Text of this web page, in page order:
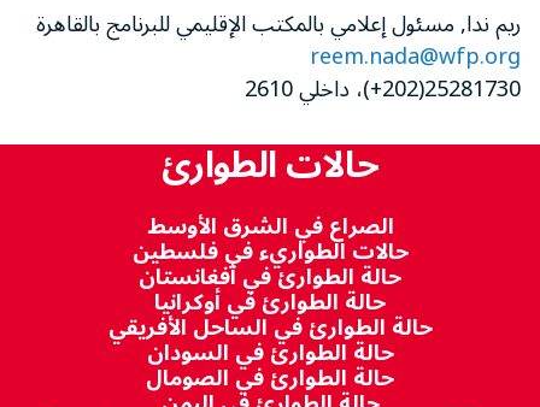
ريم ندا, مسئول إعلامي بالمكتب الإقليمي للبرنامج بالقاهرة
reem.nada@wfp.org
25281730(202+)، داخلي 2610
حالات الطوارئ
الصراع في الشرق الأوسط
حالات الطواريء في فلسطين
حالة الطوارئ في أفغانستان
حالة الطوارئ في أوكرانيا
حالة الطوارئ في الساحل الأفريقي
حالة الطوارئ في السودان
حالة الطوارئ في الصومال